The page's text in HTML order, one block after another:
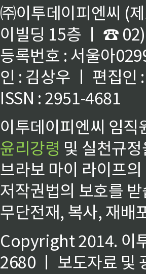
㈜이투데이피엔씨 (
이빌딩 15층 ㅣ ☎
등록번호 : 서울아
인 : 김상우 ㅣ 편집인
ISSN : 2951-4681
이투데이피엔씨 임
윤리강령 및 실천규
브라보 마이 라이프
저작권법의 보호를
무단전재, 복사, 재배
Copyright 2014. 이
2680 ㅣ 보도자료